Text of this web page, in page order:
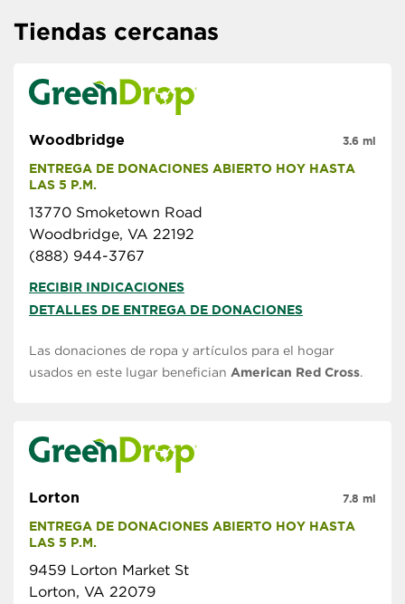
Tiendas cercanas
Woodbridge
ENTREGA DE DONACIONES ABIERTO HOY HASTA
LAS 5 P.M.
13770 Smoketown Road
Woodbridge, VA 22192
(888) 944-3767
3.6 mi
RECIBIR INDICACIONES
DETALLES DE ENTREGA DE DONACIONES
Las donaciones de ropa y artículos para el hogar
usados en este lugar benefician American Red Cross.
Lorton
ENTREGA DE DONACIONES ABIERTO HOY HASTA
LAS 5 P.M.
9459 Lorton Market St
Lorton, VA 22079
7.8 mi